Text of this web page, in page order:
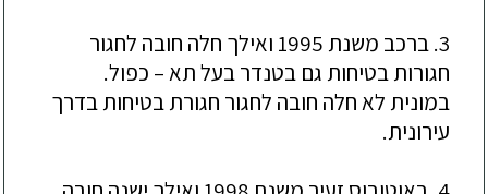
3. ברכב משנת 1995 ואילך חלה חובה לחגור
חגורות בטיחות גם בטנדר בעל תא – כפול.
במונית לא חלה חובה לחגור חגורת בטיחות בדרך
עירונית.